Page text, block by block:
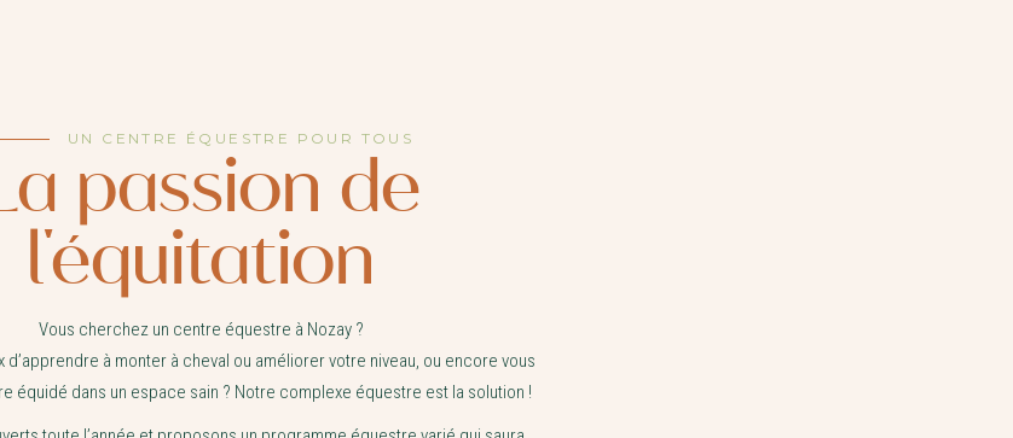
UN CENTRE ÉQUESTRE POUR TOUS
passion de
l'équitation
Vous cherchez un centre équestre à Nozay ?
d’apprendre à monter à cheval ou améliorer votre niveau, ou encore vous
équidé dans un espace sain ? Notre complexe équestre est la solution !